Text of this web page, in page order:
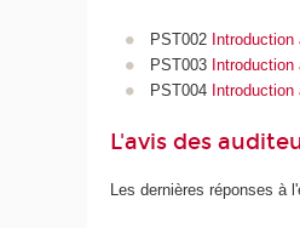
PST002 Introduction
PST003 Introduction
PST004 Introduction
L'avis des
Les dernières réponses à